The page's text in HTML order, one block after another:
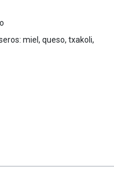
miel, queso, txakoli,